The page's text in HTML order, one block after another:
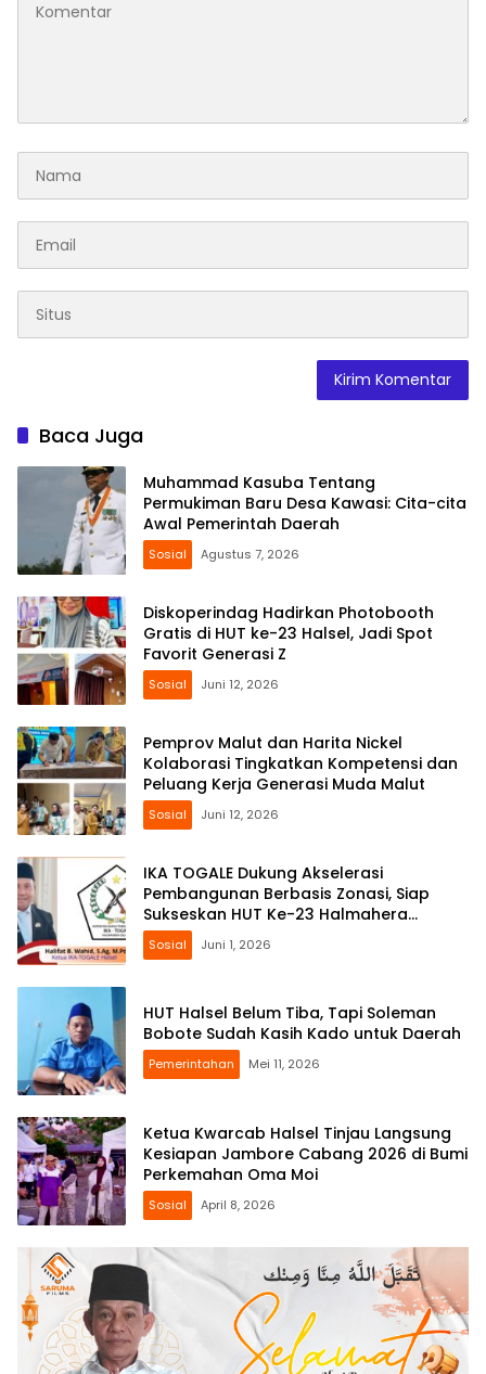
Baca Juga
Muhammad Kasuba Tentang
Permukiman Baru Desa Kawasi: Cita-cita
Awal Pemerintah Daerah
Sosial Agustus 7, 2026
Diskoperindag Hadirkan Photobooth
Gratis di HUT ke-23 Halsel, Jadi Spot
Favorit Generasi Z
Sosial Juni 12, 2026
Pemprov Malut dan Harita Nickel
Kolaborasi Tingkatkan Kompetensi dan
Peluang Kerja Generasi Muda Malut
Sosial Juni 12, 2026
IKA TOGALE Dukung Akselerasi
Pembangunan Berbasis Zonasi, Siap
Sukseskan HUT Ke-23 Halmahera
Selatan
Sosial Juni 1, 2026
HUT Halsel Belum Tiba, Tapi Soleman
Bobote Sudah Kasih Kado untuk Daerah
Pemerintahan Mei 11, 2026
Ketua Kwarcab Halsel Tinjau Langsung
Kesiapan Jambore Cabang 2026 di Bumi
Perkemahan Oma Moi
Sosial April 8, 2026